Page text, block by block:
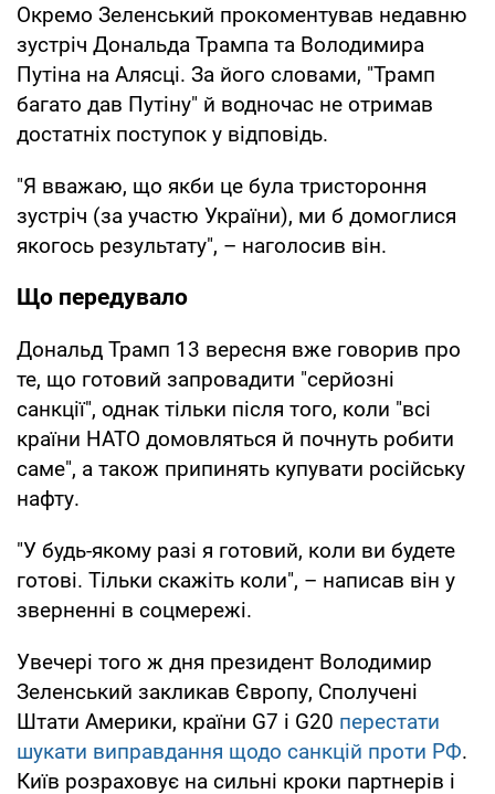
Окремо Зеленський прокоментував недавню
зустріч Дональда Трампа та Володимира
Путіна на Алясці. За його словами, "Трамп
багато дав Путіну" й водночас не отримав
достатніх поступок у відповідь.
"Я вважаю, що якби це була тристороння
зустріч (за участю України), ми б домоглися
якогось результату", – наголосив він.
Що передувало
Дональд Трамп 13 вересня вже говорив про
те, що готовий запровадити "серйозні
санкції", однак тільки після того, коли "всі
країни НАТО домовляться й почнуть робити
саме", а також припинять купувати російську
нафту.
"У будь-якому разі я готовий, коли ви будете
готові. Тільки скажіть коли", – написав він у
зверненні в соцмережі.
Увечері того ж дня президент Володимир
Зеленський закликав Європу, Сполучені
Штати Америки, країни G7 і G20 перестати
шукати виправдання щодо санкцій проти РФ.
Київ розраховує на сильні кроки партнерів і